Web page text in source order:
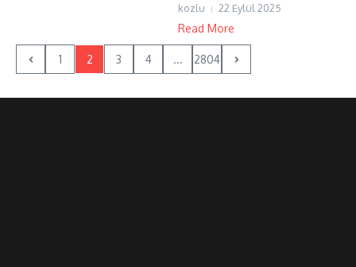
kozlu 22 Eylül 2025
Read More
1 2 3 4 ... 2804